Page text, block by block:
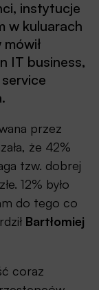
instytucje
w kuluarach
IT business,
przez
że 42%
tzw. dobrej
12% było
do tego co
Bartłomiej
coraz